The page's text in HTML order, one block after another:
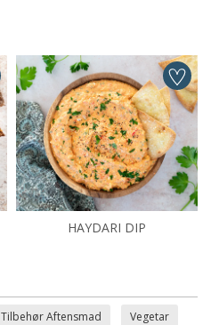
HAYDARI DIP
Tilbehør Aftensmad Vegetar